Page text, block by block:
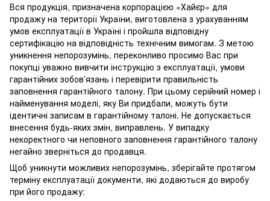
Вся продукція, призначена корпорацією «Хайєр» для
продажу на території України, виготовлена з урахуванням
умов експлуатації в Україні і пройшла відповідну
сертифікацію на відповідність технічним вимогам. З метою
уникнення непорозумінь, переконливо просимо Вас при
покупці уважно вивчити інструкцію з експлуатації, умови
гарантійних зобов’язань і перевірити правильність
заповнення гарантійного талону. При цьому серійний номер і
найменування моделі, яку Ви придбали, можуть бути
ідентичні записам в гарантійному талоні. Не допускається
внесення будь-яких змін, виправлень. У випадку
некоректного чи неповного заповнення гарантійного талону
негайно зверніться до продавця.
Щоб уникнути можливих непорозумінь, зберігайте протягом
терміну експлуатації документи, які додаються до виробу
при його продажу: